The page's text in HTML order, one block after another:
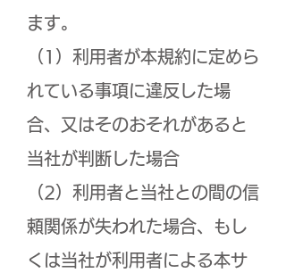
ます。
（1）利用者が本規約に定めら
れている事項に違反した場
合、又はそのおそれがあると
当社が判断した場合
（2）利用者と当社との間の信
頼関係が失われた場合、もし
くは当社が利用者による本サ